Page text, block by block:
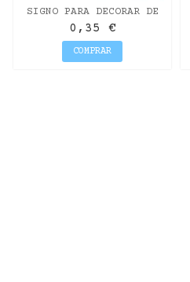
SIGNO PARA DECORAR DE
DM MISS CRAFT DE 3CM.
&
0,35 €
COMPRAR